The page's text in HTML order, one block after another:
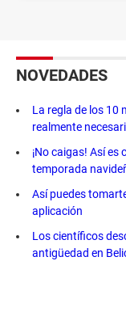
NOVEDADES
La regla de los 10
realmente
¡No caigas! Así
temporada
Así puedes
aplicación
Los científicos
antigüedad en